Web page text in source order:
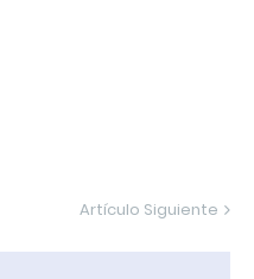
Artículo Siguiente